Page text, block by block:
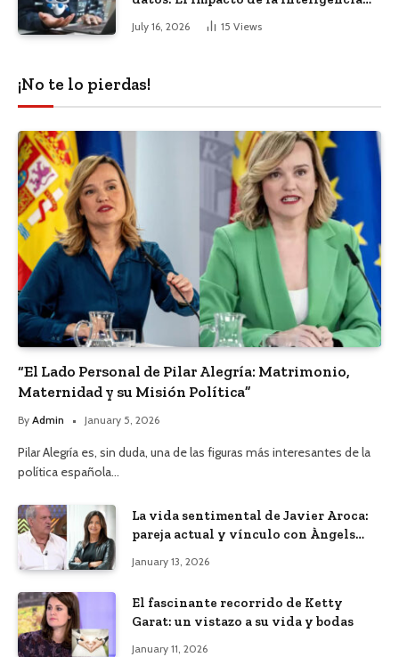
July 16, 2026 15 Views
¡No te lo pierdas!
“El Lado Personal de Pilar Alegría: Matrimonio,
Maternidad y su Misión Política”
By Admin January 5, 2026
Pilar Alegría es, sin duda, una de las figuras más interesantes de la
política española…
La vida sentimental de Javier Aroca:
pareja actual y vínculo con Àngels
January 13, 2026
El fascinante recorrido de Ketty
Garat: un vistazo a su vida y bodas
January 11, 2026